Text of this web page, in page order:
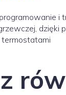
i
dzięki